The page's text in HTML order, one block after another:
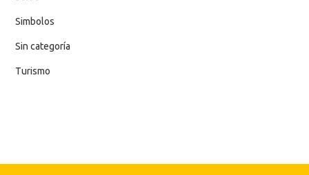
Simbolos
Sin categoría
Turismo